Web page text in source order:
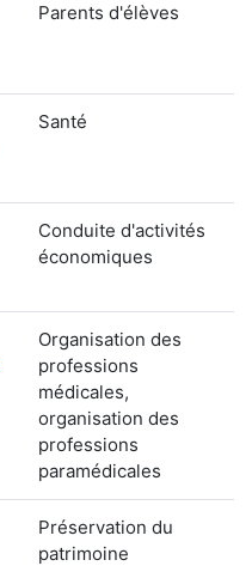
Parents d'élèves
Santé
Conduite d'activités
économiques
Organisation des
professions
médicales,
organisation des
professions
paramédicales
Préservation du
patrimoine